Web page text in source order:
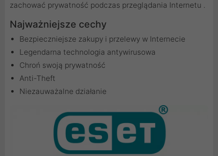
zachować prywatność podczas przeglądania Internetu .
Najważniejsze cechy
Bezpieczniejsze zakupy i przelewy w Internecie
Legendarna technologia antywirusowa
Chroń swoją prywatność
Anti-Theft
Niezauważalne działanie